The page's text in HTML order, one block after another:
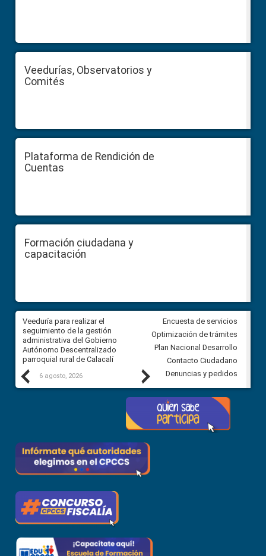
Veedurías, Observatorios y
Comités
Plataforma de Rendición de
Cuentas
Formación ciudadana y
capacitación
Previous
Veeduría para realizar el
seguimiento de la gestión
administrativa del Gobierno
Autónomo Descentralizado
parroquial rural de Calacalí
6 agosto, 2026
Veeduría para vigilar los
derivados de la Audiencia
comunidad Urbina, parroquia
Carolina
5 agosto, 2026
Next
Encuesta de servicios
Optimización de trámites
Plan Nacional Desarrollo
Contacto Ciudadano
Denuncias y pedidos